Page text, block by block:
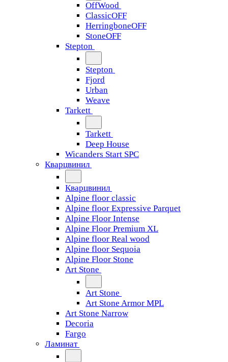
OffWood
ClassicOFF
HerringboneOFF
StoneOFF
Stepton
Stepton
Fjord
Urban
Weave
Tarkett
Tarkett
Deep House
Wicanders Start SPC
Кварцвинил
Кварцвинил
Alpine floor classic
Alpine floor Expressive Parquet
Alpine Floor Intense
Alpine Floor Premium XL
Alpine floor Real wood
Alpine floor Sequoia
Alpine Floor Stone
Art Stone
Art Stone
Art Stone Armor MPL
Art Stone Narrow
Decoria
Fargo
Ламинат